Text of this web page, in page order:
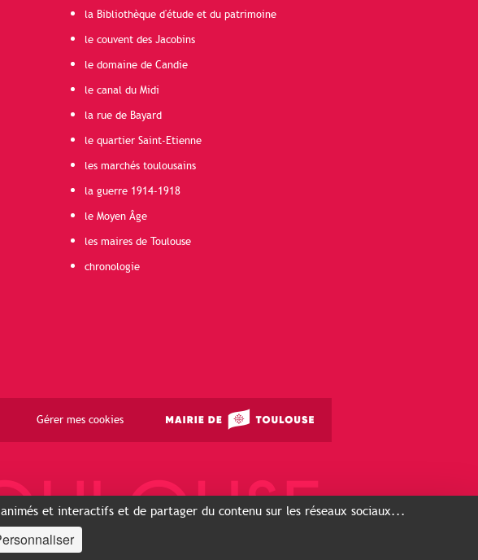
la Bibliothèque d'étude et du patrimoine
le couvent des Jacobins
le domaine de Candie
le canal du Midi
la rue de Bayard
le quartier Saint-Etienne
les marchés toulousains
la guerre 1914-1918
le Moyen Âge
les maires de Toulouse
chronologie
Gérer mes cookies
et interactifs et de partager du contenu sur les réseaux sociaux...